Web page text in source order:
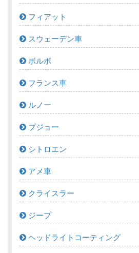
フィアット
スウェーデン車
ボルボ
フランス車
ルノー
プジョー
シトロエン
アメ車
クライスラー
ジープ
ヘッドライトコーティング